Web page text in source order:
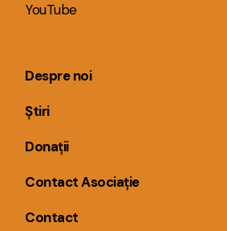
YouTube
Despre noi
Știri
Donații
Contact Asociație
Contact